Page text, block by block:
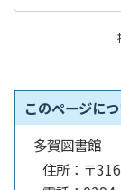
このページに
多賀図書館
住所： 〒